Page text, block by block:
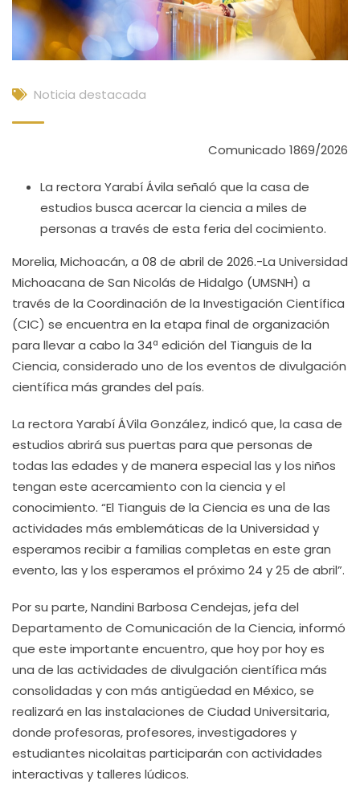
Noticia destacada
Comunicado 1869/2026
La rectora Yarabí Ávila señaló que la casa de
estudios busca acercar la ciencia a miles de
personas a través de esta feria del cocimiento.
Morelia, Michoacán, a 08 de abril de 2026.-La Universidad
Michoacana de San Nicolás de Hidalgo (UMSNH) a
través de la Coordinación de la Investigación Científica
(CIC) se encuentra en la etapa final de organización
para llevar a cabo la 34ª edición del Tianguis de la
Ciencia, considerado uno de los eventos de divulgación
científica más grandes del país.
La rectora Yarabí ÁVila González, indicó que, la casa de
estudios abrirá sus puertas para que personas de
todas las edades y de manera especial las y los niños
tengan este acercamiento con la ciencia y el
conocimiento. “El Tianguis de la Ciencia es una de las
actividades más emblemáticas de la Universidad y
esperamos recibir a familias completas en este gran
evento, las y los esperamos el próximo 24 y 25 de abril”.
Por su parte, Nandini Barbosa Cendejas, jefa del
Departamento de Comunicación de la Ciencia, informó
que este importante encuentro, que hoy por hoy es
una de las actividades de divulgación científica más
consolidadas y con más antigüedad en México, se
realizará en las instalaciones de Ciudad Universitaria,
donde profesoras, profesores, investigadores y
estudiantes nicolaitas participarán con actividades
interactivas y talleres lúdicos.